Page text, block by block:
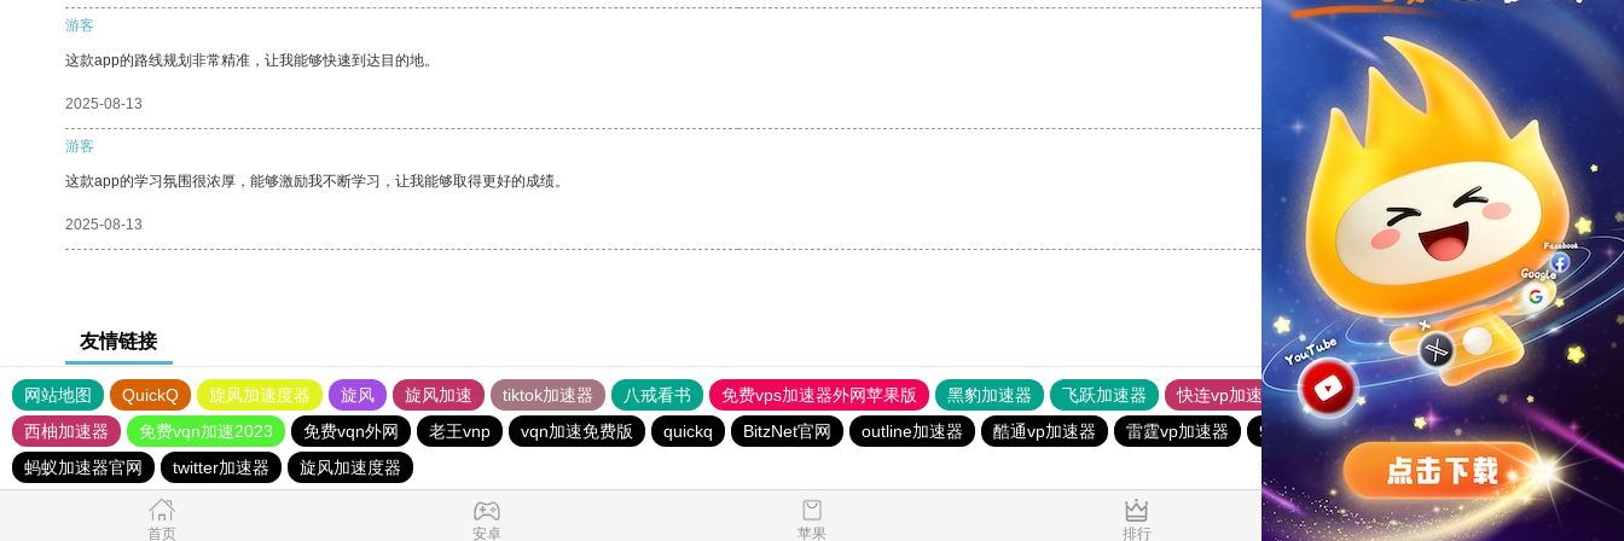
游客
这款app的路线规划非常精准，让我能够快速到达目的地。
2025-08-13 支持[0] 反对
游客
这款app的学习氛围很浓厚，能够激励我不断学习，让我能够取得更好的成绩。
2025-08-13 支持[0] 反对[0]
友情链接
网站地图 QuickQ 旋风加速度器 旋风 旋风加速 tiktok加速器 八戒看书 免费vps加速器外网苹果版 黑豹加速器 飞跃加速器 快连vp加速器 加速器哪个好用
快鸭加速器
西柚加速器
免费vqn加速2023 免费vqn外网 老王vnp vqn加速免费版 quickq BitzNet官网 outline加速器 酷通vp加速器 雷霆vp加速器 9CZK下载站
hammer加速器
蚂蚁加速器官网
twitter加速器 旋风加速度器
首页 安卓 苹果 排行 推荐